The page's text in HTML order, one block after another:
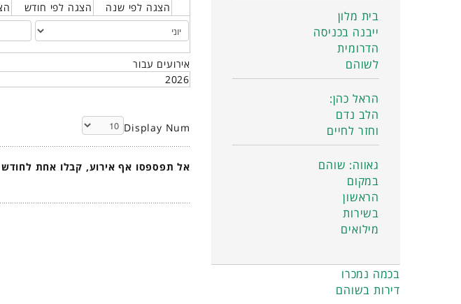
הצגה לפי שנה הצגה לפי חודש
אירועים עבור
2026
Display Num
אל תפספסו אף אירוע, קבלו אחת
בית מלון
ייבנה בכניסה
הדרומית
לשוהם
הראל כהן:
הלב נדם
וחזר לחיים
גאווה: שוהם
במקום
הראשון
בשירות
מילואים
בכמה נמכרו
דירות בשוהם